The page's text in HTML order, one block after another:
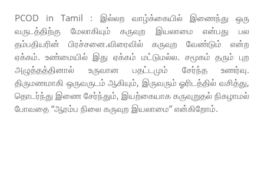
PCOD in Tamil : இல்லற வாழ்க்கையில் இணைந்து ஒரு
வருடத்திற்கு மேலாகியும் கருவுற இயலாமை என்பது பல
தம்பதியரின் பிரச்சனை.விரைவில் கருவுற வேண்டும் என்ற
ஏக்கம். உண்மையில் இது ஏக்கம் மட்டுமல்ல. சமூகம் தரும் புற
அழுத்தத்தினால் உருவான பதட்டமும் சேர்ந்த உணர்வு.
திருமணமாகி ஒருவருடம் ஆகியும், இருவரும் ஓரிடத்தில் வசித்து,
தொடர்ந்து இணை சேர்ந்தும், இயற்கையாக கருவுறுதல் நிகழாமல்
போவதை “ஆரம்ப நிலை கருவுற இயலாமை” என்கிறோம்.